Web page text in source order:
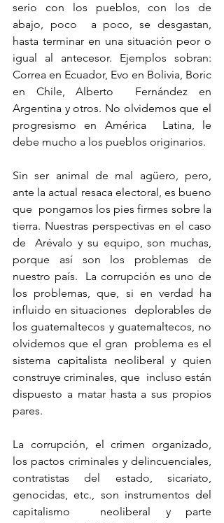
serio con los pueblos, con los de
abajo, poco  a poco, se desgastan,
hasta terminar en una situación peor o
igual al antecesor. Ejemplos sobran:
Correa en Ecuador, Evo en Bolivia, Boric
en Chile, Alberto  Fernández en
Argentina y otros. No olvidemos que el
progresismo en América  Latina, le
debe mucho a los pueblos originarios.
Sin ser animal de mal agüero, pero,
ante la actual resaca electoral, es bueno
que  pongamos los pies firmes sobre la
tierra. Nuestras perspectivas en el caso
de  Arévalo y su equipo, son muchas,
porque así son los problemas de
nuestro país.  La corrupción es uno de
los problemas, que, si en verdad ha
influido en situaciones  deplorables de
los guatemaltecos y guatemaltecos, no
olvidemos que el gran  problema es el
sistema capitalista neoliberal y quien
construye criminales, que  incluso están
dispuesto a matar hasta a sus propios
pares.
La corrupción, el crimen organizado,
los pactos criminales y delincuenciales,
contratistas del estado, sicariato,
genocidas, etc., son instrumentos del
capitalismo  neoliberal y parte